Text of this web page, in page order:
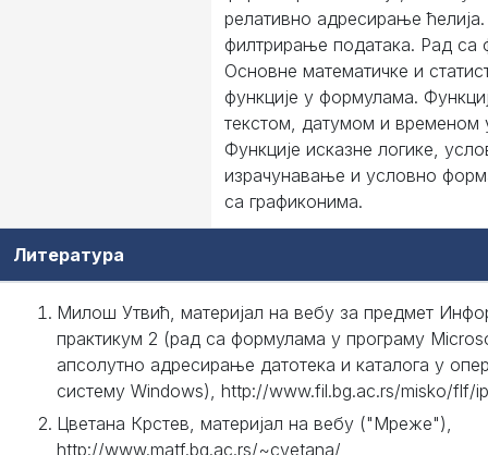
релативно адресирање
филтрирање података. Рад са
Основне математичке и
функције у формулама.
текстом, датумом и временом
Функције исказне логике,
израчунавање и условно
са графиконима.
Литература
Милош Утвић, материјал на вебу за предмет
практикум 2 (рад са формулама у програму
апсолутно адресирање датотека и каталога у
систему Windows), http://www.fil.bg.ac.rs/misko/flf/
Цветана Крстев, материјал на вебу ("Мреже"),
http://www.matf.bg.ac.rs/~cvetana/